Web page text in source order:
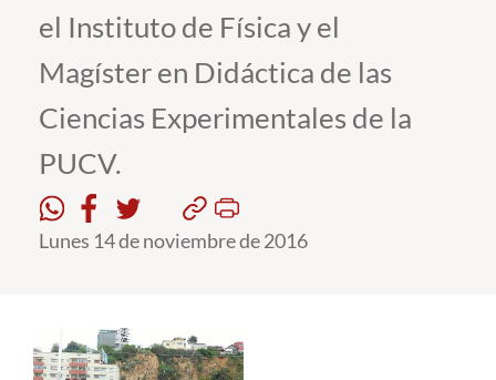
Pregrado
Postgrado
Formación Continua
Académicos
el Instituto de Física y el
Magíster en Didáctica de las
Ciencias Experimentales de la
PUCV.
Lunes 14 de noviembre de 2016